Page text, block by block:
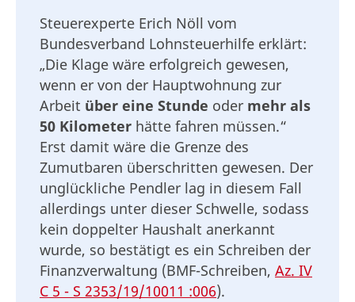
Steuerexperte Erich Nöll vom
Bundesverband Lohnsteuerhilfe erklärt:
„Die Klage wäre erfolgreich gewesen,
wenn er von der Hauptwohnung zur
Arbeit über eine Stunde oder mehr als
50 Kilometer hätte fahren müssen.“
Erst damit wäre die Grenze des
Zumutbaren überschritten gewesen. Der
unglückliche Pendler lag in diesem Fall
allerdings unter dieser Schwelle, sodass
kein doppelter Haushalt anerkannt
wurde, so bestätigt es ein Schreiben der
Finanzverwaltung (BMF-Schreiben, Az. IV
C 5 - S 2353/19/10011 :006).